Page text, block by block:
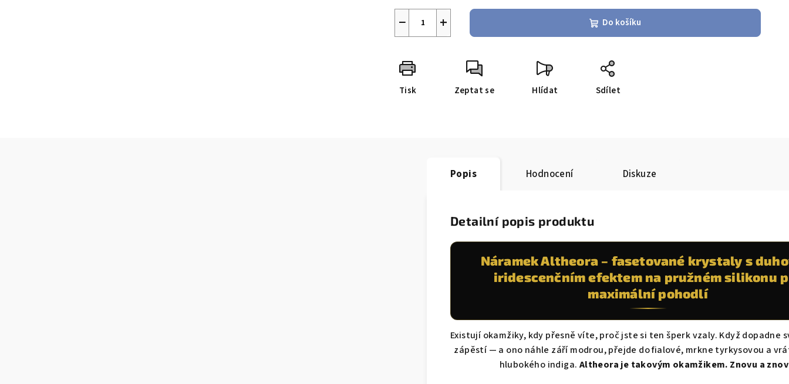
+
− Do košíku
Tisk Zeptat se Hlídat Sdílet
Popis Hodnocení Diskuze
Detailní popis produktu
Náramek Altheora – fasetované krystaly s
iridescenčním efektem na pružném silikonu
maximální pohodlí
Existují okamžiky, kdy přesně víte, proč jste si ten šperk vzaly. Když dopadne
zápěstí — a ono náhle září modrou, přejde do fialové, mrkne tyrkysovou a
hlubokého indiga. Altheora je takovým okamžikem. Znovu a